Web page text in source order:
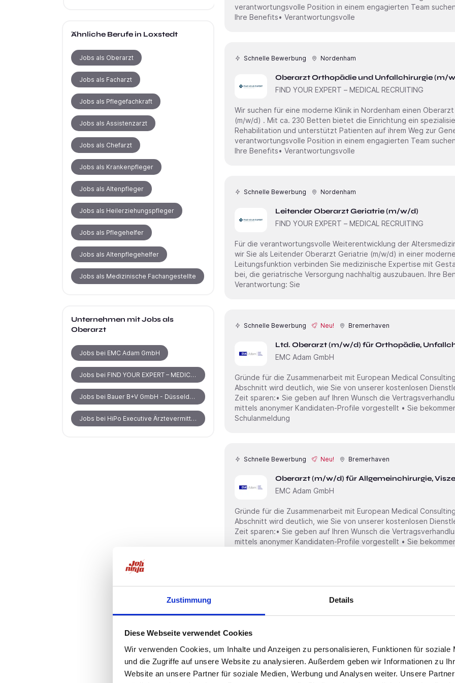
Zustimmung Details
Diese Webseite verwendet Cookies
Wir verwenden Cookies, um Inhalte und Anzeigen zu personalisieren, Funktionen für soziale
und die Zugriffe auf unsere Website zu analysieren. Außerdem geben wir Informationen zu
Website an unsere Partner für soziale Medien, Werbung und Analysen weiter. Unsere
verantwortungsvolle Position in einem engagierten Team
Ihre Benefits• Verantwortungsvolle
Schnelle Bewerbung Nordenham
Oberarzt Orthopädie und Unfallchirurgie (m/
FIND YOUR EXPERT – MEDICAL RECRUITING
Wir suchen für eine moderne Klinik in Nordenham einen Oberarzt Orthopädie und Unfallchirurgie
(m/w/d) . Mit ca. 230 Betten bietet die Einrichtung ein spezialisiertes Umfeld für die orthopädische
Rehabilitation und unterstützt Patienten auf ihrem Weg zur
verantwortungsvolle Position in einem engagierten Team
Ihre Benefits• Verantwortungsvolle
Schnelle Bewerbung Nordenham
Leitender Oberarzt Geriatrie (m/w/d)
FIND YOUR EXPERT – MEDICAL RECRUITING
Für die verantwortungsvolle Weiterentwicklung der
wir Sie als Leitender Oberarzt Geriatrie (m/w/d) in einer modernen Klinik mit ca. 110 Betten. In dieser
Leitungsfunktion verbinden Sie medizinische Expertise mit
bei, die geriatrische Versorgung nachhaltig auszubauen. Ihre Benefits• Gestaltung mit
Verantwortung: Sie
Schnelle Bewerbung Neu! Bremerhaven
Ltd. Oberarzt (m/w/d) für Orthopädie,
EMC Adam GmbH
Gründe für die Zusammenarbeit mit European Medical
Abschnitt wird deutlich, wie Sie von unserer kostenlosen
Zeit sparen:• Sie geben auf Ihren Wunsch die
mittels anonymer Kandidaten-Profile vorgestellt • Sie
Schulanmeldung
Schnelle Bewerbung Neu! Bremerhaven
Oberarzt (m/w/d) für Allgemeinchirurgie,
EMC Adam GmbH
Gründe für die Zusammenarbeit mit European Medical
Abschnitt wird deutlich, wie Sie von unserer kostenlosen
Zeit sparen:• Sie geben auf Ihren Wunsch die
mittels anonymer Kandidaten-Profile vorgestellt • Sie
Gründe für die Zusammenarbeit mit European Medical
Abschnitt wird deutlich, wie Sie von unserer kostenlosen
Zeit sparen:• Sie geben auf Ihren Wunsch die
mittels anonymer Kandidaten-Profile vorgestellt • Sie
Ähnliche Berufein Loxstedt
Jobs als Oberarzt
Jobs als Facharzt
Jobs als Pflegefachkraft
Jobs als Assistenzarzt
Jobs als Chefarzt
Jobs als Krankenpfleger
Jobs als Altenpfleger
Jobs als Heilerziehungspfleger
Jobs als Pflegehelfer
Jobs als Altenpflegehelfer
Jobs als Medizinische Fachangestellte
Unternehmen mit Jobs als
Oberarzt
Jobs bei EMC Adam GmbH
Jobs bei FIND YOUR EXPERT – MEDICAL RECRUITING
Jobs bei Bauer B+V GmbH - Düsseldorf
Jobs bei HiPo Executive Ärztevermittlung